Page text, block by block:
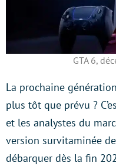
GTA 6,
La prochaine
plus tôt que prévu ?
et les analystes du
version survitaminée
débarquer dès la fin